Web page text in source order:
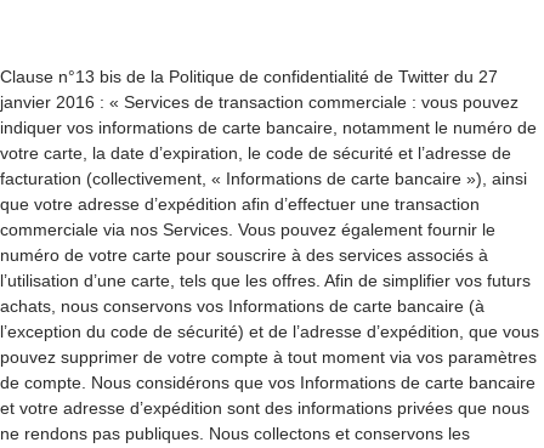
Clause n°13 bis de la Politique de confidentialité de Twitter du 27
janvier 2016 : « Services de transaction commerciale : vous pouvez
indiquer vos informations de carte bancaire, notamment le numéro de
votre carte, la date d’expiration, le code de sécurité et l’adresse de
facturation (collectivement, « Informations de carte bancaire »), ainsi
que votre adresse d’expédition afin d’effectuer une transaction
commerciale via nos Services. Vous pouvez également fournir le
numéro de votre carte pour souscrire à des services associés à
l’utilisation d’une carte, tels que les offres. Afin de simplifier vos futurs
achats, nous conservons vos Informations de carte bancaire (à
l’exception du code de sécurité) et de l’adresse d’expédition, que vous
pouvez supprimer de votre compte à tout moment via vos paramètres
de compte. Nous considérons que vos Informations de carte bancaire
et votre adresse d’expédition sont des informations privées que nous
ne rendons pas publiques. Nous collectons et conservons les